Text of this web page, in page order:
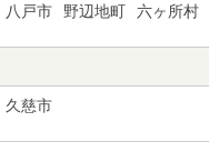
八戸市 野辺地町 六ヶ所村
久慈市